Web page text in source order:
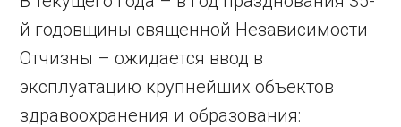
й годовщины священной Независимости
Отчизны – ожидается ввод в
эксплуатацию крупнейших объектов
здравоохранения и образования: